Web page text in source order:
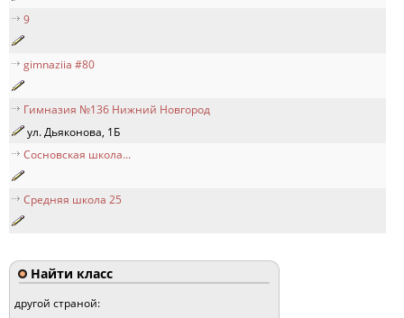
9
gimnaziia #80
Гимназия №136 Нижний Новгород
ул. Дьяконова, 1Б
Сосновская школа...
Средняя школа 25
Найти класс
другой страной: